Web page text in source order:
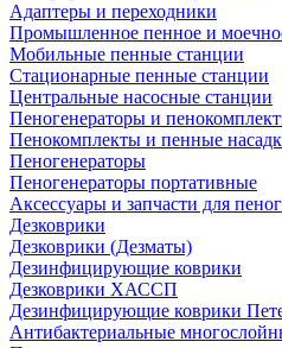
Адаптеры и переходники
Промышленное пенное и
Мобильные пенные станции
Стационарные пенные станции
Центральные насосные станции
Пеногенераторы и
Пенокомплекты и пенные
Пеногенераторы
Пеногенераторы портативные
Аксессуары и запчасти для
Дезковрики
Дезковрики (Дезматы)
Дезинфицирующие коврики
Дезковрики ХАССП
Дезинфицирующие коврики
Антибактериальные